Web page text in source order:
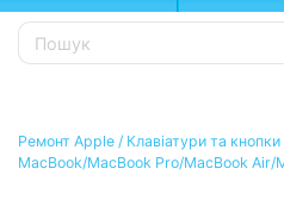
Ремонт Apple / Клавіатури та кнопки
MacBook/MacBook Pro/MacBook Air/